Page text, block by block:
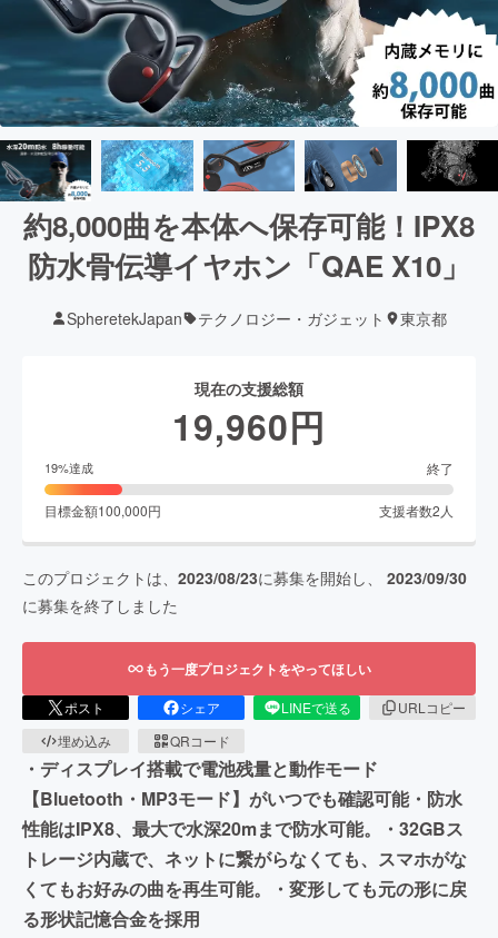
約8,000曲を本体へ保存可能！IPX8
防水骨伝導イヤホン「QAE X10」
SpheretekJapan テクノロジー・ガジェット 東京都
現在の支援総額
19,960円
19%達成 終了
目標金額100,000円 支援者数2 人
このプロジェクトは、 2023/08/23に募集を開始し、 2023/09/30
に募集を終了しました
もう一度プロジェクトをやってほしい
ポスト シェア LINEで送る
URLコピー
埋め込み
QRコード
・ディスプレイ搭載で電池残量と動作モード
【Bluetooth・MP3モード】がいつでも確認可能・防水
性能はIPX8、最大で水深20mまで防水可能。・32GBス
トレージ内蔵で、ネットに繋がらなくても、スマホがな
くてもお好みの曲を再生可能。・変形しても元の形に戻
る形状記憶合金を採用